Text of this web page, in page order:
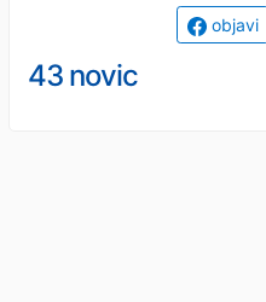
objavi
43 novic